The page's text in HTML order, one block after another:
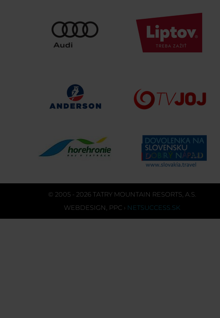
© 2005 - 2026 TATRY MOUNTAIN RESORTS, A.S.
WEBDESIGN PPC › NETSUCCESS.SK